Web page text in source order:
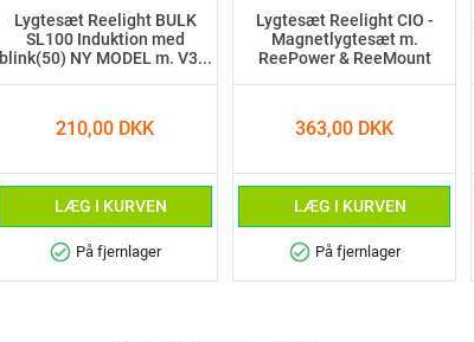
Lygtesæt Reelight BULK
SL100 Induktion med
blink(50) NY MODEL m. V3...
210,00 DKK
LÆG I KURVEN
check_circle På fjernlager
Lygtesæt Reelight CIO -
Magnetlygtesæt m.
ReePower & ReeMount
363,00 DKK
LÆG I KURVEN
check_circle På fjernlager